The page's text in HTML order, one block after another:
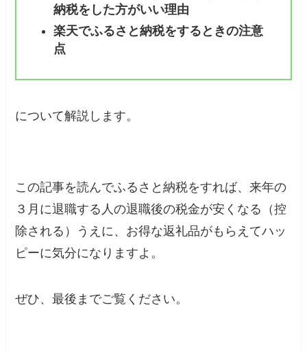
納税をした方がいい理由
楽天でふるさと納税をするときの注意
点
について解説します。
この記事を読んでふるさと納税をすれば、来年の
３月に退職する人の退職後の税金が安くなる（控
除される）うえに、お得な返礼品がもらえてハッ
ピーに気分になりますよ。
ぜひ、最後までご覧ください。